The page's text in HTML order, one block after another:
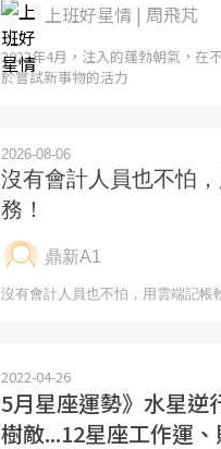
上班好星情 | 周飛芃
2022年4月，注入的蓬勃朝氣，在
於嘗試新事物的活力
2022-04-26
5月星座運勢》水星逆
樹敵...12星座工作運